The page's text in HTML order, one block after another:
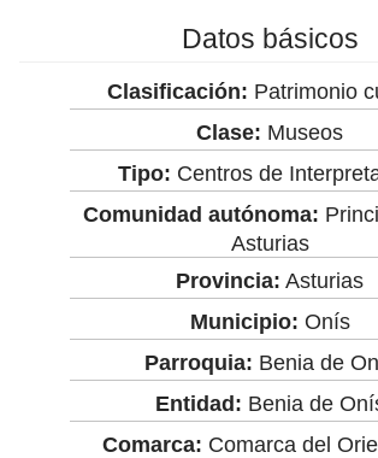
Datos básicos
Clasificación: Patrimonio
Clase: Museos
Tipo: Centros de
Comunidad autónoma:
Asturias
Provincia: Asturias
Municipio: Onís
Parroquia: Benia de
Entidad: Benia de
Comarca: Comarca del